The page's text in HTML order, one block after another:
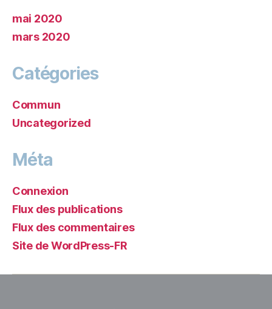
mai 2020
mars 2020
Catégories
Commun
Uncategorized
Méta
Connexion
Flux des publications
Flux des commentaires
Site de WordPress-FR